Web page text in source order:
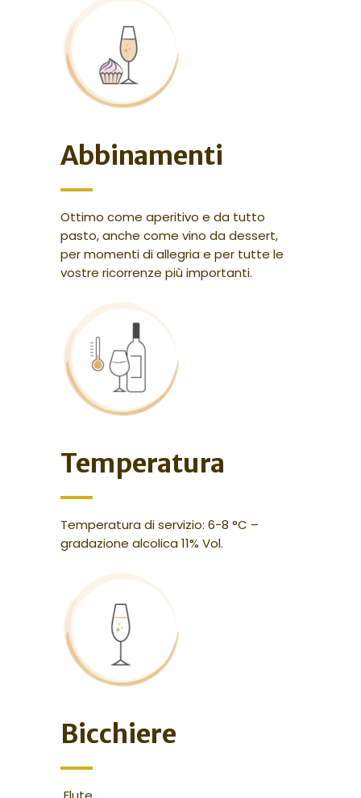
Abbinamenti
Ottimo come aperitivo e da tutto
pasto, anche come vino da dessert,
per momenti di allegria e per tutte le
vostre ricorrenze più importanti.
Temperatura
Temperatura di servizio: 6-8 °C –
gradazione alcolica 11% Vol.
Bicchiere